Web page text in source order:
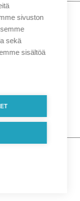
sivuston
sekä
sisältöä